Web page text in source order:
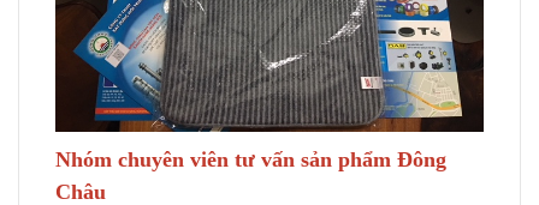
Nhóm chuyên viên tư vấn sản phẩm Đông
Châu